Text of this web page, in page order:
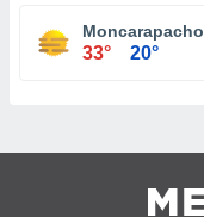
Moncarapacho
33° 20°